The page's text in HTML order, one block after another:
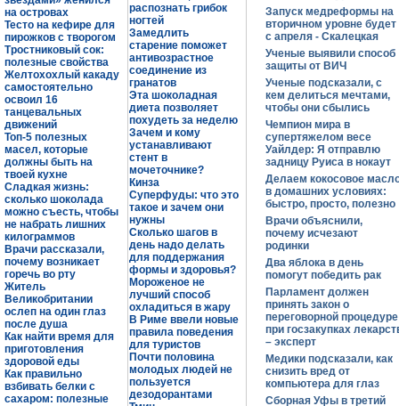
Запуск медреформы на
вторичном уровне будет
с апреля - Скалецкая
Ученые выявили способ
защиты от ВИЧ
Ученые подсказали, с
кем делиться мечтами,
чтобы они сбылись
Чемпион мира в
супертяжелом весе
Уайлдер: Я отправлю
задницу Руиса в нокаут
Делаем кокосовое
в домашних условиях:
быстро, просто, полезно
Врачи объяснили,
почему исчезают
родинки
Два яблока в день
помогут победить рак
Парламент должен
принять закон о
переговорной процедуре
при госзакупках
– эксперт
Медики подсказали, как
снизить вред от
компьютера для глаз
Сборная Уфы в третий
на островах
Тесто на кефире для
пирожков с творогом
Тростниковый сок:
полезные свойства
Желтохохлый какаду
самостоятельно
освоил 16
танцевальных
движений
Топ-5 полезных
масел, которые
должны быть на
твоей кухне
Сладкая жизнь:
сколько шоколада
можно съесть, чтобы
не набрать лишних
килограммов
Врачи рассказали,
почему возникает
горечь во рту
Житель
Великобритании
ослеп на один глаз
после душа
Как найти время для
приготовления
здоровой еды
Как правильно
взбивать белки с
сахаром: полезные
распознать грибок
ногтей
Замедлить
старение поможет
антивозрастное
соединение из
гранатов
Эта шоколадная
диета позволяет
похудеть за неделю
Зачем и кому
устанавливают
стент в
мочеточнике?
Кинза
Суперфуды: что это
такое и зачем они
нужны
Сколько шагов в
день надо делать
для поддержания
формы и здоровья?
Мороженое не
лучший способ
охладиться в жару
В Риме ввели новые
правила поведения
для туристов
Почти половина
молодых людей не
пользуется
дезодорантами